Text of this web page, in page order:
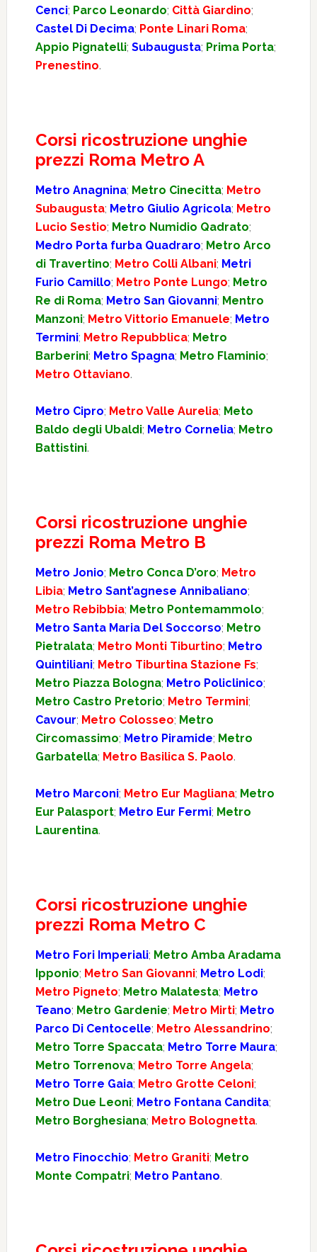
Cenci; Parco Leonardo; Città Giardino;
Castel Di Decima; Ponte Linari Roma;
Appio Pignatelli; Subaugusta; Prima Porta;
Prenestino.
Corsi ricostruzione unghie
prezzi Roma Metro A
Metro Anagnina; Metro Cinecitta; Metro
Subaugusta; Metro Giulio Agricola; Metro
Lucio Sestio; Metro Numidio Qadrato;
Medro Porta furba Quadraro; Metro Arco
di Travertino; Metro Colli Albani; Metri
Furio Camillo; Metro Ponte Lungo; Metro
Re di Roma; Metro San Giovanni; Mentro
Manzoni; Metro Vittorio Emanuele; Metro
Termini; Metro Repubblica; Metro
Barberini; Metro Spagna; Metro Flaminio;
Metro Ottaviano.
Metro Cipro; Metro Valle Aurelia; Meto
Baldo degli Ubaldi; Metro Cornelia; Metro
Battistini.
Corsi ricostruzione unghie
prezzi Roma Metro B
Metro Jonio; Metro Conca D’oro; Metro
Libia; Metro Sant’agnese Annibaliano;
Metro Rebibbia; Metro Pontemammolo;
Metro Santa Maria Del Soccorso; Metro
Pietralata; Metro Monti Tiburtino; Metro
Quintiliani; Metro Tiburtina Stazione Fs;
Metro Piazza Bologna; Metro Policlinico;
Metro Castro Pretorio; Metro Termini;
Cavour; Metro Colosseo; Metro
Circomassimo; Metro Piramide; Metro
Garbatella; Metro Basilica S. Paolo.
Metro Marconi; Metro Eur Magliana; Metro
Eur Palasport; Metro Eur Fermi; Metro
Laurentina.
Corsi ricostruzione unghie
prezzi Roma Metro C
Metro Fori Imperiali; Metro Amba Aradama
Ipponio; Metro San Giovanni; Metro Lodi;
Metro Pigneto; Metro Malatesta; Metro
Teano; Metro Gardenie; Metro Mirti; Metro
Parco Di Centocelle; Metro Alessandrino;
Metro Torre Spaccata; Metro Torre Maura;
Metro Torrenova; Metro Torre Angela;
Metro Torre Gaia; Metro Grotte Celoni;
Metro Due Leoni; Metro Fontana Candita;
Metro Borghesiana; Metro Bolognetta.
Metro Finocchio; Metro Graniti; Metro
Monte Compatri; Metro Pantano.